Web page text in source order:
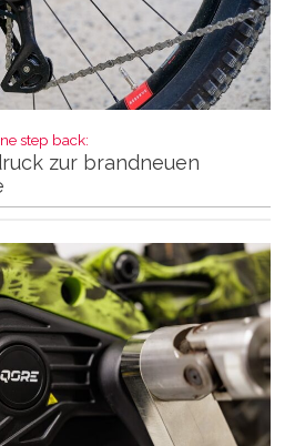
step back:
zur brandneuen